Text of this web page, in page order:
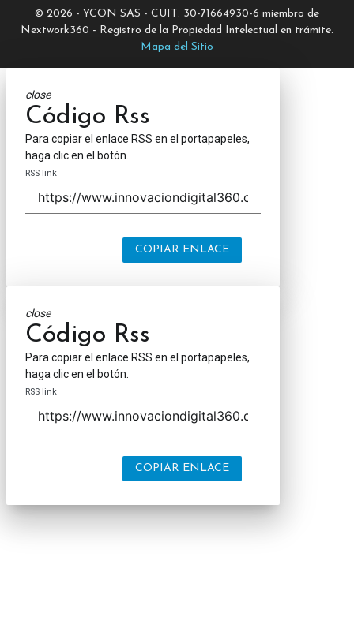
© 2026 - YCON SAS - CUIT: 30-71664930-6 miembro de
Nextwork360 - Registro de la Propiedad Intelectual en trámite.
Mapa del Sitio
close
Código Rss
Para copiar el enlace RSS en el portapapeles,
haga clic en el botón.
RSS link
COPIAR ENLACE
close
Código Rss
Para copiar el enlace RSS en el portapapeles,
haga clic en el botón.
RSS link
COPIAR ENLACE